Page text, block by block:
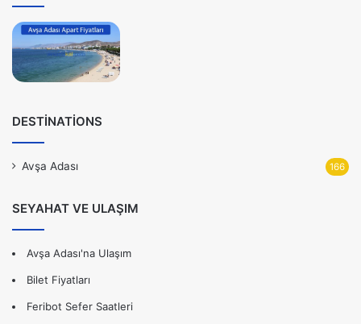
DESTINATIONS
Avşa Adası 166
SEYAHAT VE ULAŞIM
Avşa Adası'na Ulaşım
Bilet Fiyatları
Feribot Sefer Saatleri